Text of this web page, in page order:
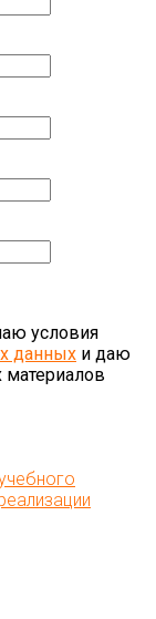
условия
данных и даю
материалов